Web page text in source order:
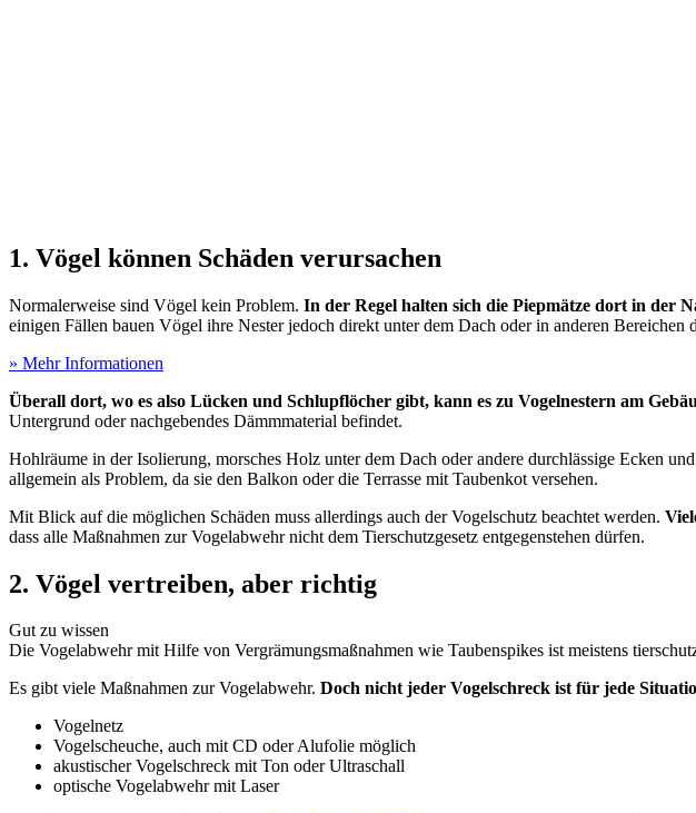
1. Vögel können Schäden verursachen
Normalerweise sind Vögel kein Problem. In der Regel halten sich die Piepmätze dort in der
einigen Fällen bauen Vögel ihre Nester jedoch direkt unter dem Dach oder in anderen Bereichen
» Mehr Informationen
Überall dort, wo es also Lücken und Schlupflöcher gibt, kann es zu Vogelnestern am
Untergrund oder nachgebendes Dämmmaterial befindet.
Hohlräume in der Isolierung, morsches Holz unter dem Dach oder andere durchlässige Ecken
allgemein als Problem, da sie den Balkon oder die Terrasse mit Taubenkot versehen.
Mit Blick auf die möglichen Schäden muss allerdings auch der Vogelschutz beachtet werden.
dass alle Maßnahmen zur Vogelabwehr nicht dem Tierschutzgesetz entgegenstehen dürfen.
2. Vögel vertreiben, aber richtig
Gut zu wissen
Die Vogelabwehr mit Hilfe von Vergrämungsmaßnahmen wie Taubenspikes ist meistens
Es gibt viele Maßnahmen zur Vogelabwehr. Doch nicht jeder Vogelschreck ist für jede
Vogelnetz
Vogelscheuche, auch mit CD oder Alufolie möglich
akustischer Vogelschreck mit Ton oder Ultraschall
optische Vogelabwehr mit Laser